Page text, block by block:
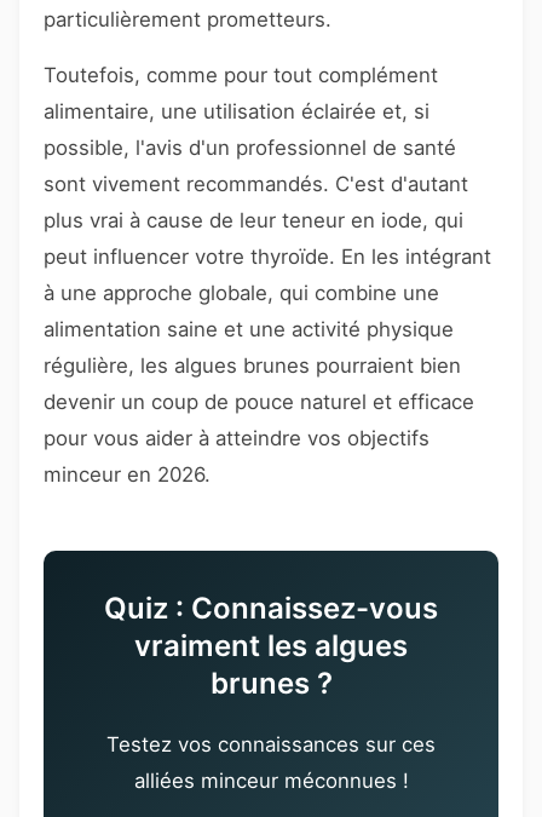
particulièrement prometteurs.
Toutefois, comme pour tout complément
alimentaire, une utilisation éclairée et, si
possible, l'avis d'un professionnel de santé
sont vivement recommandés. C'est d'autant
plus vrai à cause de leur teneur en iode, qui
peut influencer votre thyroïde. En les intégrant
à une approche globale, qui combine une
alimentation saine et une activité physique
régulière, les algues brunes pourraient bien
devenir un coup de pouce naturel et efficace
pour vous aider à atteindre vos objectifs
minceur en 2026.
Quiz : Connaissez-vous
vraiment les algues
brunes ?
Testez vos connaissances sur ces
alliées minceur méconnues !